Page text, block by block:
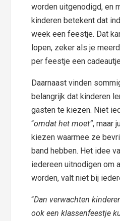
worden uitgenodigd, en
kinderen betekent dat
week een feestje. Dat
lopen, zeker als je
per feestje een
Daarnaast vinden
belangrijk dat kinderen
gasten te kiezen. Niet
“omdat het moet”, maar
kiezen waarmee ze
band hebben. Het idee
iedereen uitnodigen om
worden, valt niet bij
“Dan verwachten
ook een klassenfeestje